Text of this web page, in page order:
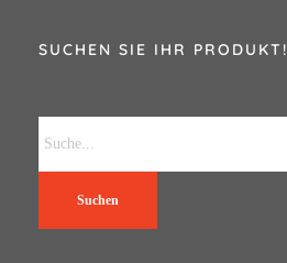
SUCHEN SIE IHR PRODUKT!
Suchen